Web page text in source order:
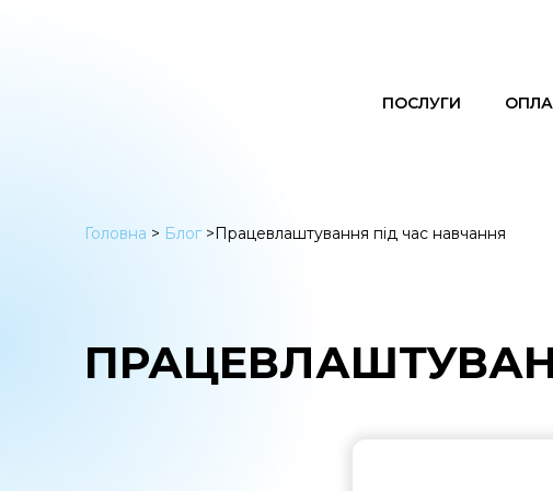
ПОСЛУГИ
Головна > Блог >Працевлаштування під час навчання